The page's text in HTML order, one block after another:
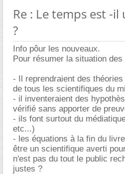
Re : Le temps est -
?
Info pôur les nouveaux.
Pour résumer la situation des
- Il reprendraient des
de tous les scientifiques du
- il inventeraient des
vérifié sans apporter de
- ils font surtout du
etc...)
- les équations à la fin du
être un scientifique averti
n'est pas du tout le public
justes ?